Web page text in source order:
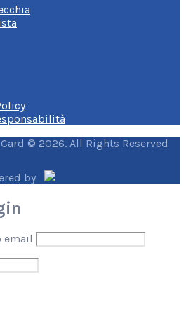
© 2026. All Rights Reserved
by
email